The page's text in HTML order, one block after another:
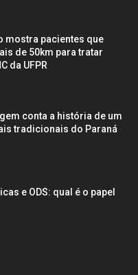
mostra pacientes que
de 50km para tratar
da UFPR
conta a história de um
tradicionais do Paraná
e ODS: qual é o papel